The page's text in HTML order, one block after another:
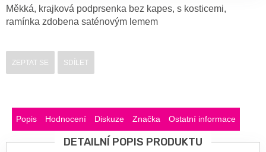
Měkká, krajková podprsenka bez kapes, s kosticemi,
ramínka zdobena saténovým lemem
ZEPTAT SE SDÍLET
Popis Hodnocení Diskuze Značka Ostatní informace
DETAILNÍ POPIS PRODUKTU